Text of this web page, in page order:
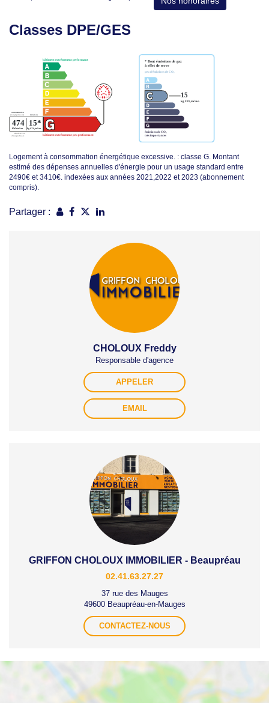
Classes DPE/GES
Logement à consommation énergétique excessive. : classe G. Montant
estimé des dépenses annuelles d'énergie pour un usage standard entre
2490€ et 3410€. indexées aux années 2021,2022 et 2023 (abonnement
compris).
Partager :
CHOLOUX Freddy
Responsable d'agence
APPELER
EMAIL
GRIFFON CHOLOUX IMMOBILIER - Beaupréau
02.41.63.27.27
37 rue des Mauges
49600 Beaupréau-en-Mauges
CONTACTEZ-NOUS